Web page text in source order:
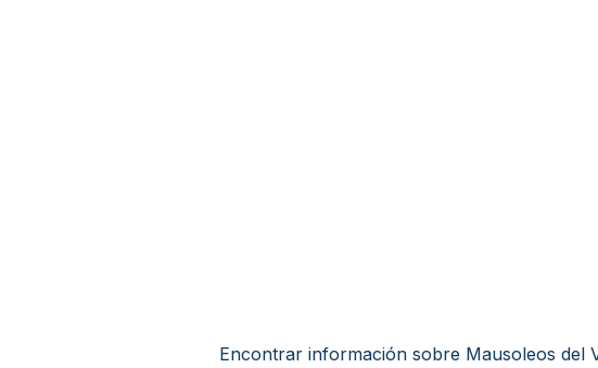
Encontrar información sobre Mausoleos del